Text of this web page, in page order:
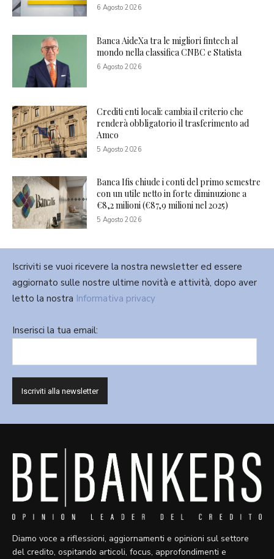
6 Agosto 2026
Banca AideXa tra le migliori fintech al
mondo nella classifica CNBC e Statista
6 Agosto 2026
Crediti enti locali: cambia il criterio che
renderà obbligatorio il trasferimento ad
Amco
5 Agosto 2026
Banca Ifis chiude i conti del primo semestre
con un utile netto in forte diminuzione a
€8,2 milioni (€87,9 milioni nel 2025)
5 Agosto 2026
Iscriviti se vuoi ricevere la nostra newsletter ed essere
aggiornato sulle nostre ultime novità e attività, dopo aver
letto la nostra Informativa privacy
Inserisci la tua email:
Diamo voce a riflessioni, aggiornamenti e opinioni sul settore
del credito, ospitando articoli, focus, approfondimenti e